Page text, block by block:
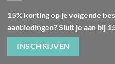
15% korting op je volgende
aanbiedingen? Sluit je aan bij
INSCHRIJVEN